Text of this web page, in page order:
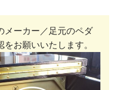
メーカー／足元のペダ
お願いいたします。